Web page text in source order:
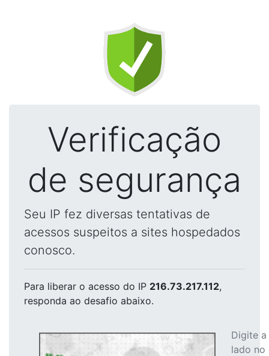
Verificação
de segurança
Seu IP fez diversas tentativas de
acessos suspeitos a sites hospedados
conosco.
Para liberar o acesso do IP 216.73.217.112,
responda ao desafio abaixo.
Digite
lado no